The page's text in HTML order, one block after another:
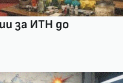
за ИТН до